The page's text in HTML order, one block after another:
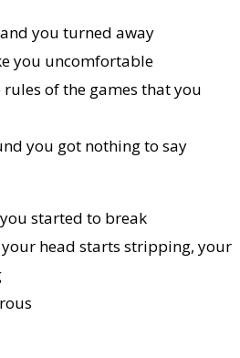
you turned away
you uncomfortable
of the games that you
you got nothing to say
started to break
your head starts stripping, your